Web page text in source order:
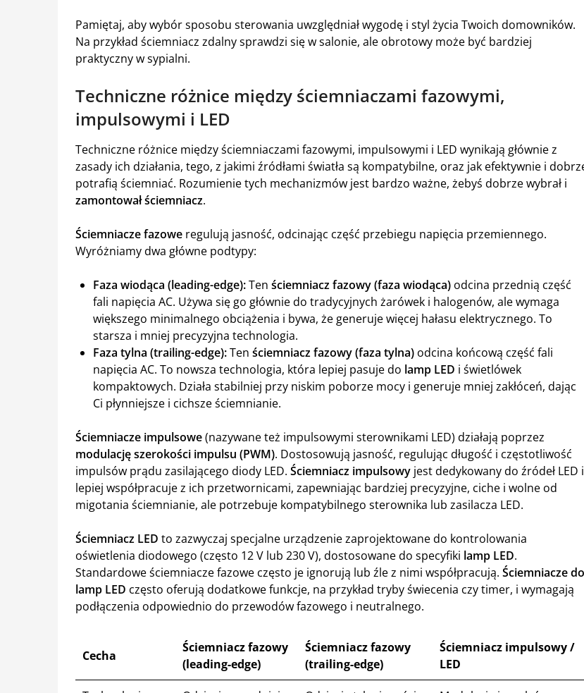
Pamiętaj, aby wybór sposobu sterowania uwzględniał wygodę i styl życia Twoich domowników.
Na przykład ściemniacz zdalny sprawdzi się w salonie, ale obrotowy może być bardziej
praktyczny w sypialni.
Techniczne różnice między ściemniaczami fazowymi,
impulsowymi i LED
Techniczne różnice między ściemniaczami fazowymi, impulsowymi i LED wynikają głównie z
zasady ich działania, tego, z jakimi źródłami światła są kompatybilne, oraz jak efektywnie i
potrafią ściemniać. Rozumienie tych mechanizmów jest bardzo ważne, żebyś dobrze wybrał i
zamontował ściemniacz.
Ściemniacze fazowe regulują jasność, odcinając część przebiegu napięcia przemiennego.
Wyróżniamy dwa główne podtypy:
Faza wiodąca (leading-edge):Ten ściemniacz fazowy (faza wiodąca) odcina przednią część
fali napięcia AC. Używa się go głównie do tradycyjnych żarówek i halogenów, ale wymaga
większego minimalnego obciążenia i bywa, że generuje więcej hałasu elektrycznego. To
starsza i mniej precyzyjna technologia.
Faza tylna (trailing-edge):Ten ściemniacz fazowy (faza tylna) odcina końcową część fali
napięcia AC. To nowsza technologia, która lepiej pasuje do lamp LED i świetlówek
kompaktowych. Działa stabilniej przy niskim poborze mocy i generuje mniej zakłóceń, dając
Ci płynniejsze i cichsze ściemnianie.
Ściemniacze impulsowe(nazywane też impulsowymi sterownikami LED) działają poprzez
modulację szerokości impulsu (PWM). Dostosowują jasność, regulując długość i częstotliwość
impulsów prądu zasilającego diody LED. Ściemniacz impulsowy jest dedykowany do źródeł LED i
lepiej współpracuje z ich przetwornicami, zapewniając bardziej precyzyjne, ciche i wolne od
migotania ściemnianie, ale potrzebuje kompatybilnego sterownika lub zasilacza LED.
Ściemniacz LED to zazwyczaj specjalne urządzenie zaprojektowane do kontrolowania
oświetlenia diodowego (często 12 V lub 230 V), dostosowane do specyfiki lamp LED.
Standardowe ściemniacze fazowe często je ignorują lub źle z nimi współpracują. Ściemniacze do
lamp LED często oferują dodatkowe funkcje, na przykład tryby świecenia czy timer, i wymagają
podłączenia odpowiednio do przewodów fazowego i neutralnego.
Cecha
Ściemniacz fazowy
(leading-edge)
Ściemniacz fazowy
(trailing-edge)
Ściemniacz impulsowy /
LED